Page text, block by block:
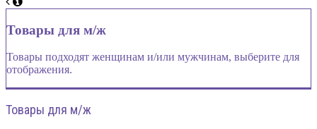
Товары для м/ж
Товары подходят женщинам и/или мужчинам, выберите для
отображения.
Товары для м/ж